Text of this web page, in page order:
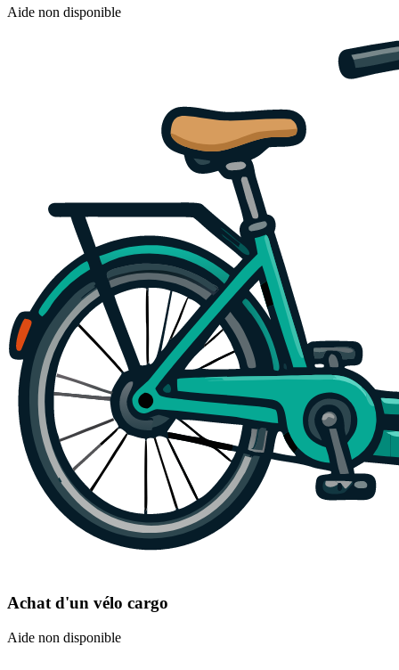
Aide non disponible
Achat d'un vélo cargo
Aide non disponible